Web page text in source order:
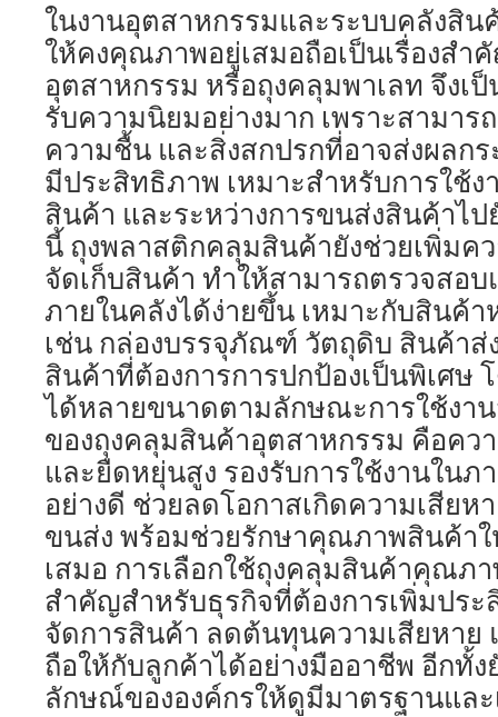
ในงานอุตสาหกรรมและระบบคลังสิน
ให้คงคุณภาพอยู่เสมอถือเป็นเรื่องสำ
อุตสาหกรรม หรือถุงคลุมพาเลท จึงเ
รับความนิยมอย่างมาก เพราะสามาร
ความชื้น และสิ่งสกปรกที่อาจส่งผลก
มีประสิทธิภาพ เหมาะสำหรับการใช้ง
สินค้า และระหว่างการขนส่งสินค้าไป
นี้ ถุงพลาสติกคลุมสินค้ายังช่วยเพิ่มค
จัดเก็บสินค้า ทำให้สามารถตรวจสอ
ภายในคลังได้ง่ายขึ้น เหมาะกับสินค้
เช่น กล่องบรรจุภัณฑ์ วัตถุดิบ สินค้าส่
สินค้าที่ต้องการการปกป้องเป็นพิเศษ
ได้หลายขนาดตามลักษณะการใช้งา
ของถุงคลุมสินค้าอุตสาหกรรม คือคว
และยืดหยุ่นสูง รองรับการใช้งานใน
อย่างดี ช่วยลดโอกาสเกิดความเสียห
ขนส่ง พร้อมช่วยรักษาคุณภาพสินค้าใ
เสมอ การเลือกใช้ถุงคลุมสินค้าคุณภา
สำคัญสำหรับธุรกิจที่ต้องการเพิ่มปร
จัดการสินค้า ลดต้นทุนความเสียหาย
ถือให้กับลูกค้าได้อย่างมืออาชีพ อีกทั้ง
ลักษณ์ขององค์กรให้ดูมีมาตรฐานแล